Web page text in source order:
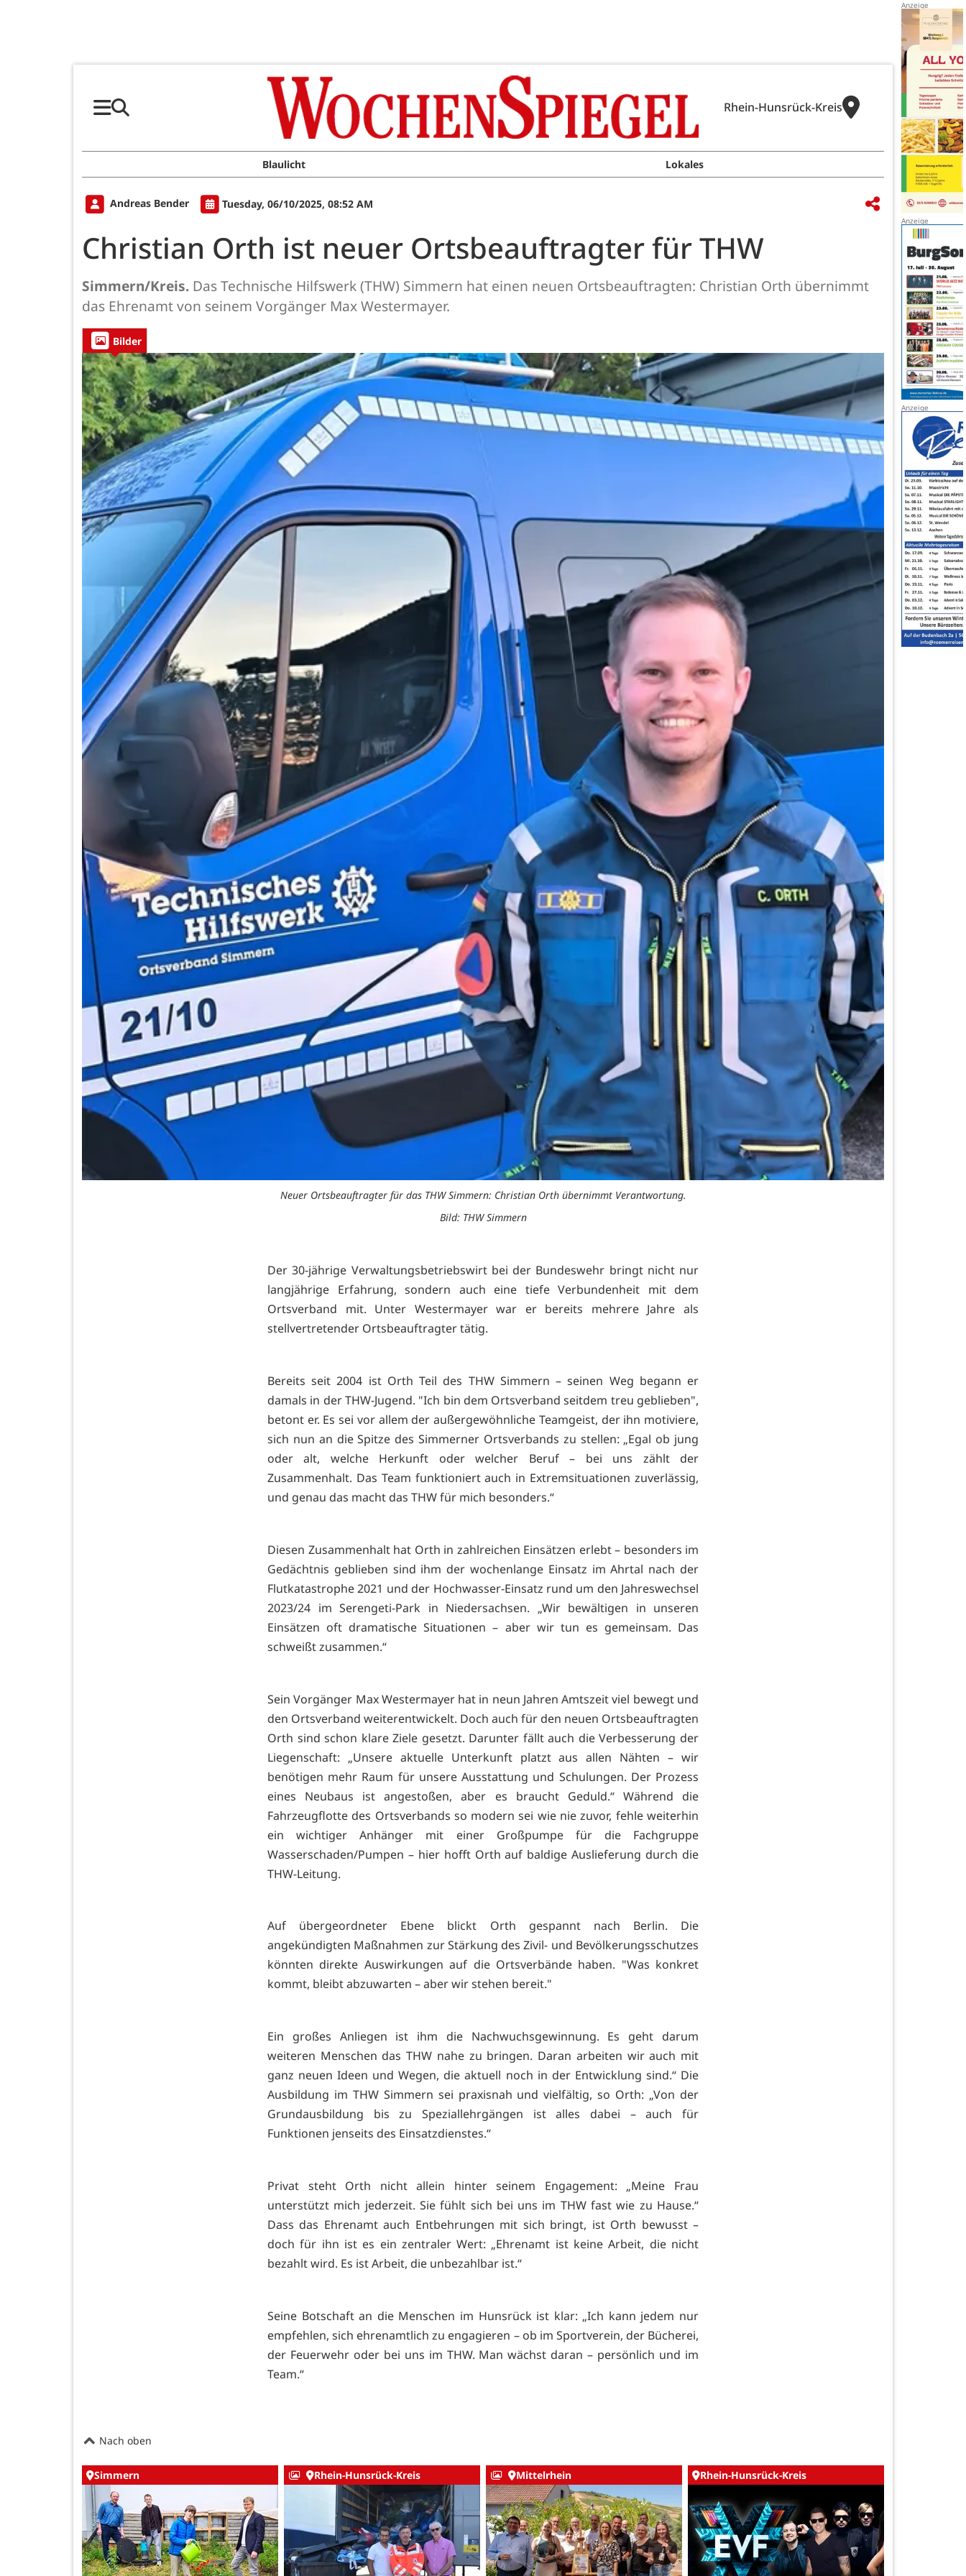
Rhein-Hunsrück-Kreis
Blaulicht Lokales
Andreas Bender Tuesday, 06/10/2025, 08:52 AM
Christian Orth ist neuer Ortsbeauftragter für THW
Simmern/Kreis. Das Technische Hilfswerk (THW) Simmern hat einen neuen Ortsbeauftragten: Christian Orth übernimmt
das Ehrenamt von seinem Vorgänger Max Westermayer.
Bilder
Neuer Ortsbeauftragter für das THW Simmern: Christian Orth übernimmt Verantwortung.
Bild: THW Simmern
Der 30-jährige Verwaltungsbetriebswirt bei der Bundeswehr bringt nicht nur
langjährige Erfahrung, sondern auch eine tiefe Verbundenheit mit dem
Ortsverband mit. Unter Westermayer war er bereits mehrere Jahre als
stellvertretender Ortsbeauftragter tätig.
Bereits seit 2004 ist Orth Teil des THW Simmern – seinen Weg begann er
damals in der THW-Jugend. "Ich bin dem Ortsverband seitdem treu geblieben",
betont er. Es sei vor allem der außergewöhnliche Teamgeist, der ihn motiviere,
sich nun an die Spitze des Simmerner Ortsverbands zu stellen: „Egal ob jung
oder alt, welche Herkunft oder welcher Beruf – bei uns zählt der
Zusammenhalt. Das Team funktioniert auch in Extremsituationen zuverlässig,
und genau das macht das THW für mich besonders.“
Diesen Zusammenhalt hat Orth in zahlreichen Einsätzen erlebt – besonders im
Gedächtnis geblieben sind ihm der wochenlange Einsatz im Ahrtal nach der
Flutkatastrophe 2021 und der Hochwasser-Einsatz rund um den Jahreswechsel
2023/24 im Serengeti-Park in Niedersachsen. „Wir bewältigen in unseren
Einsätzen oft dramatische Situationen – aber wir tun es gemeinsam. Das
schweißt zusammen.“
Sein Vorgänger Max Westermayer hat in neun Jahren Amtszeit viel bewegt und
den Ortsverband weiterentwickelt. Doch auch für den neuen Ortsbeauftragten
Orth sind schon klare Ziele gesetzt. Darunter fällt auch die Verbesserung der
Liegenschaft: „Unsere aktuelle Unterkunft platzt aus allen Nähten – wir
benötigen mehr Raum für unsere Ausstattung und Schulungen. Der Prozess
eines Neubaus ist angestoßen, aber es braucht Geduld.“ Während die
Fahrzeugflotte des Ortsverbands so modern sei wie nie zuvor, fehle weiterhin
ein wichtiger Anhänger mit einer Großpumpe für die Fachgruppe
Wasserschaden/Pumpen – hier hofft Orth auf baldige Auslieferung durch die
THW-Leitung.
Auf übergeordneter Ebene blickt Orth gespannt nach Berlin. Die
angekündigten Maßnahmen zur Stärkung des Zivil- und Bevölkerungsschutzes
könnten direkte Auswirkungen auf die Ortsverbände haben. "Was konkret
kommt, bleibt abzuwarten – aber wir stehen bereit."
Ein großes Anliegen ist ihm die Nachwuchsgewinnung. Es geht darum
weiteren Menschen das THW nahe zu bringen. Daran arbeiten wir auch mit
ganz neuen Ideen und Wegen, die aktuell noch in der Entwicklung sind.“ Die
Ausbildung im THW Simmern sei praxisnah und vielfältig, so Orth: „Von der
Grundausbildung bis zu Speziallehrgängen ist alles dabei – auch für
Funktionen jenseits des Einsatzdienstes.“
Privat steht Orth nicht allein hinter seinem Engagement: „Meine Frau
unterstützt mich jederzeit. Sie fühlt sich bei uns im THW fast wie zu Hause.“
Dass das Ehrenamt auch Entbehrungen mit sich bringt, ist Orth bewusst –
doch für ihn ist es ein zentraler Wert: „Ehrenamt ist keine Arbeit, die nicht
bezahlt wird. Es ist Arbeit, die unbezahlbar ist.“
Seine Botschaft an die Menschen im Hunsrück ist klar: „Ich kann jedem nur
empfehlen, sich ehrenamtlich zu engagieren – ob im Sportverein, der Bücherei,
der Feuerwehr oder bei uns im THW. Man wächst daran – persönlich und im
Team.“
Nach oben
Simmern Rhein-Hunsrück-Kreis Mittelrhein Rhein-Hunsrück-Kreis